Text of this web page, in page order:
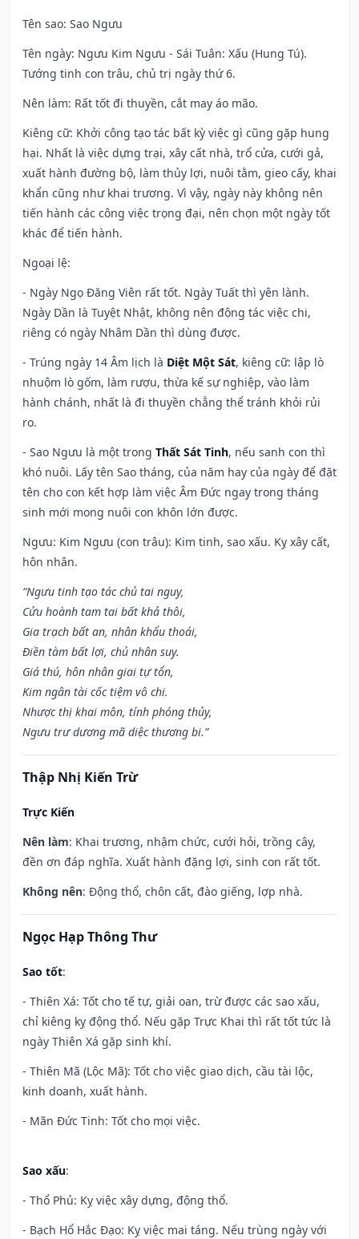
Tên sao: Sao Ngưu
Tên ngày: Ngưu Kim Ngưu - Sái Tuân: Xấu (Hung Tú).
Tướng tinh con trâu, chủ trị ngày thứ 6.
Nên làm: Rất tốt đi thuyền, cắt may áo mão.
Kiêng cữ: Khởi công tạo tác bất kỳ việc gì cũng gặp hung
hại. Nhất là việc dựng trại, xây cất nhà, trổ cửa, cưới gả,
xuất hành đường bộ, làm thủy lợi, nuôi tằm, gieo cấy, khai
khẩn cũng như khai trương. Vì vậy, ngày này không nên
tiến hành các công việc trọng đại, nên chọn một ngày tốt
khác để tiến hành.
Ngoại lệ:
- Ngày Ngọ Đăng Viên rất tốt. Ngày Tuất thì yên lành.
Ngày Dần là Tuyệt Nhật, không nên động tác việc chi,
riêng có ngày Nhâm Dần thì dùng được.
- Trúng ngày 14 Âm lịch là Diệt Một Sát, kiêng cữ: lập lò
nhuộm lò gốm, làm rượu, thừa kế sự nghiệp, vào làm
hành chánh, nhất là đi thuyền chẳng thể tránh khỏi rủi
ro.
- Sao Ngưu là một trong Thất Sát Tinh, nếu sanh con thì
khó nuôi. Lấy tên Sao tháng, của năm hay của ngày để đặt
tên cho con kết hợp làm việc Âm Đức ngay trong tháng
sinh mới mong nuôi con khôn lớn được.
Ngưu: Kim Ngưu (con trâu): Kim tinh, sao xấu. Kỵ xây cất,
hôn nhân.
“Ngưu tinh tạo tác chủ tai nguy,
Cửu hoành tam tai bất khả thôi,
Gia trạch bất an, nhân khẩu thoái,
Điền tàm bất lợi, chủ nhân suy.
Giá thú, hôn nhân giai tự tổn,
Kim ngân tài cốc tiệm vô chi.
Nhược thị khai môn, tính phóng thủy,
Ngưu trư dương mã diệc thương bi.”
Thập Nhị Kiến Trừ
Trực Kiến
Nên làm: Khai trương, nhậm chức, cưới hỏi, trồng cây,
đền ơn đáp nghĩa. Xuất hành đặng lợi, sinh con rất tốt.
Không nên: Động thổ, chôn cất, đào giếng, lợp nhà.
Ngọc Hạp Thông Thư
Sao tốt:
- Thiên Xá: Tốt cho tế tự, giải oan, trừ được các sao xấu,
chỉ kiêng kỵ động thổ. Nếu gặp Trực Khai thì rất tốt tức là
ngày Thiên Xá gặp sinh khí.
- Thiên Mã (Lộc Mã): Tốt cho việc giao dịch, cầu tài lộc,
kinh doanh, xuất hành.
- Mãn Đức Tinh: Tốt cho mọi việc.
Sao xấu:
- Thổ Phủ: Kỵ việc xây dựng, động thổ.
- Bạch Hổ Hắc Đạo: Kỵ việc mai táng. Nếu trùng ngày với